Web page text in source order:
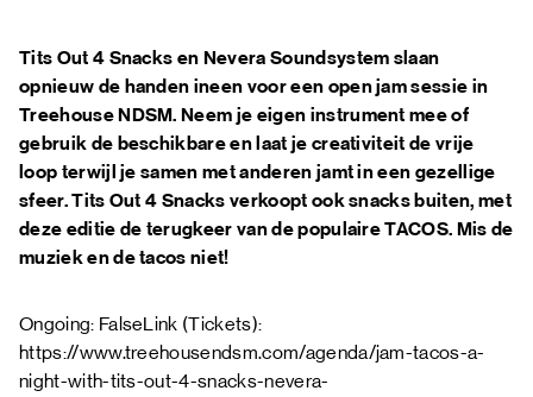
Tits Out 4 Snacks en Nevera Soundsystem slaan
opnieuw de handen ineen voor een open jam sessie in
Treehouse NDSM. Neem je eigen instrument mee of
gebruik de beschikbare en laat je creativiteit de vrije
loop terwijl je samen met anderen jamt in een gezellige
sfeer. Tits Out 4 Snacks verkoopt ook snacks buiten, met
deze editie de terugkeer van de populaire TACOS. Mis de
muziek en de tacos niet!
Ongoing: FalseLink (Tickets):
https://www.treehousendsm.com/agenda/jam-tacos-a-
night-with-tits-out-4-snacks-nevera-